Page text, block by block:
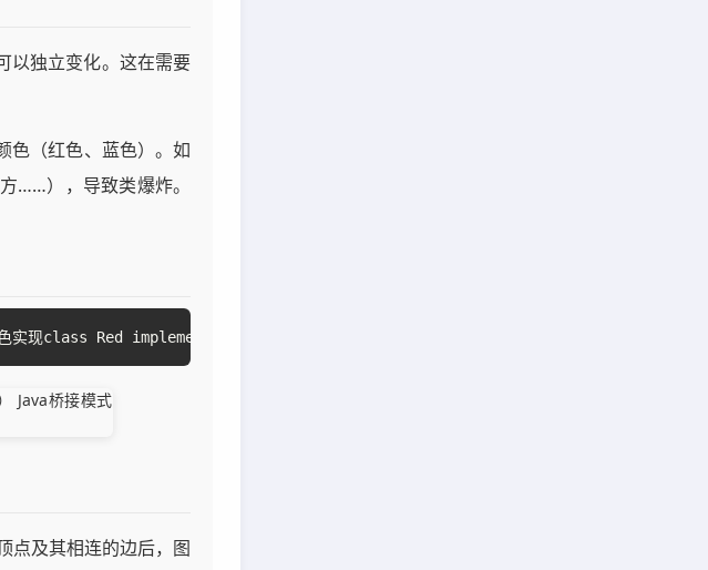
以独立变化。这在需要
色（红色、蓝色）。如
……），导致类爆炸。
色实现class Red implements Color {    public void applyColor() {
点及其相连的边后，图